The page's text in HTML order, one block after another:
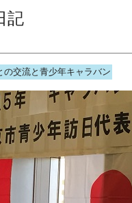
記
の交流と青少年キャラバン